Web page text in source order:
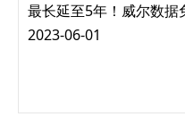
最长延至5年！威尔数据
一、智能终端类产品免费延
2023-06-01